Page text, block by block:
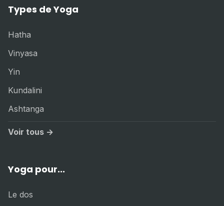
Types de Yoga
Hatha
Vinyasa
Yin
Kundalini
Ashtanga
Voir tous →
Yoga pour...
Le dos